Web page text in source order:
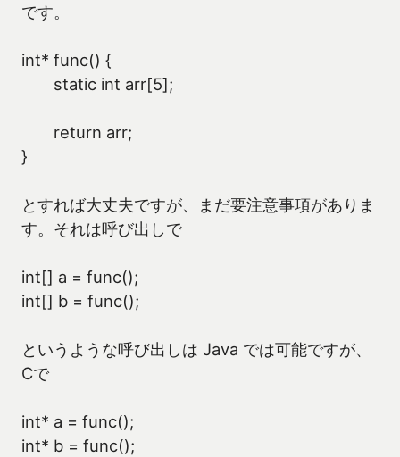
です。
int* func() {
static int arr[5];
return arr;
}
とすれば大丈夫ですが、まだ要注意事項がありま
す。それは呼び出しで
int[] a = func();
int[] b = func();
というような呼び出しは Java では可能ですが、
Cで
int* a = func();
int* b = func();